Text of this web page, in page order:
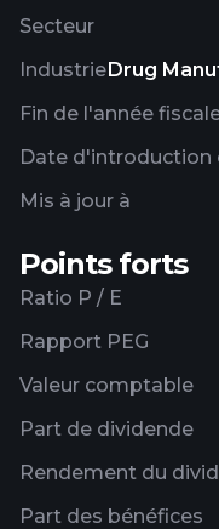
health. It markets
has collaborated
discover and
headquartered in
Secteur
IndustrieDrug
Fin de l'année
Date d'introduction
Mis à jour à
Points forts
Ratio P / E
Rapport PEG
Valeur comptable
Part de dividende
Rendement du
Part des bénéfices